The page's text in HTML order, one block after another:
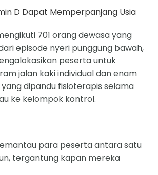
D Dapat Memperpanjang Usia
701 orang dewasa yang
episode nyeri punggung bawah,
peserta untuk
jalan kaki individual dan enam
dipandu fisioterapis selama
ke kelompok kontrol.
para peserta antara satu
tergantung kapan mereka